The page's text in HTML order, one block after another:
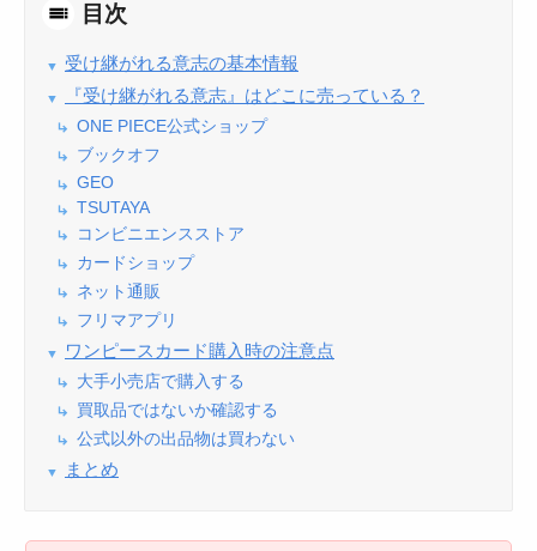
目次
受け継がれる意志の基本情報
『受け継がれる意志』はどこに売っている？
ONE PIECE公式ショップ
ブックオフ
GEO
TSUTAYA
コンビニエンスストア
カードショップ
ネット通販
フリマアプリ
ワンピースカード購入時の注意点
大手小売店で購入する
買取品ではないか確認する
公式以外の出品物は買わない
まとめ